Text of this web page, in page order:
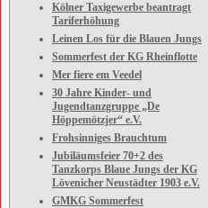
Kölner Taxigewerbe beantragt
Tariferhöhung
Leinen Los für die Blauen Jungs
Sommerfest der KG Rheinflotte
Mer fiere em Veedel
30 Jahre Kinder- und
Jugendtanzgruppe „De
Höppemötzjer“ e.V.
Frohsinniges Brauchtum
Jubiläumsfeier 70+2 des
Tanzkorps Blaue Jungs der KG
Lövenicher Neustädter 1903 e.V.
GMKG Sommerfest